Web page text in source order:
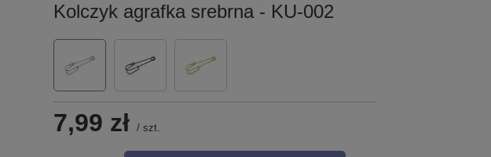
Kolczyk agrafka srebrna - KU-002
7,99 zł / szt.